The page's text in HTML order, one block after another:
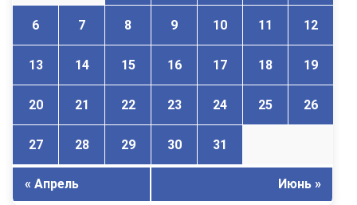
6 7 8 9 10 11 12
13 14 15 16 17 18 19
20 21 22 23 24 25 26
27 28 29 30 31
« Апрель Июнь »